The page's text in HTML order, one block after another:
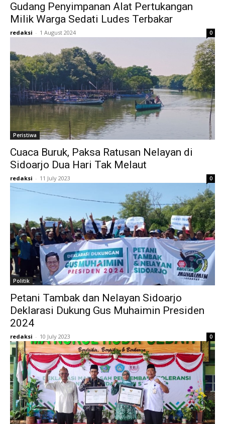
Gudang Penyimpanan Alat Pertukangan
Milik Warga Sedati Ludes Terbakar
redaksi - 1 August 2024 0
Peristiwa
Cuaca Buruk, Paksa Ratusan Nelayan di
Sidoarjo Dua Hari Tak Melaut
redaksi - 11 July 2023 0
Politik
Petani Tambak dan Nelayan Sidoarjo
Deklarasi Dukung Gus Muhaimin Presiden
2024
redaksi - 10 July 2023 0